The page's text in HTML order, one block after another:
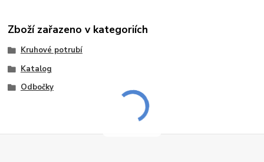
Zboží zařazeno v kategoriích
Kruhové potrubí
Katalog
Odbočky